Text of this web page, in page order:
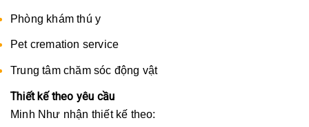
Phòng khám thú y
Pet cremation service
Trung tâm chăm sóc động vật
Thiết kế theo yêu cầu
Minh Như nhận thiết kế theo: